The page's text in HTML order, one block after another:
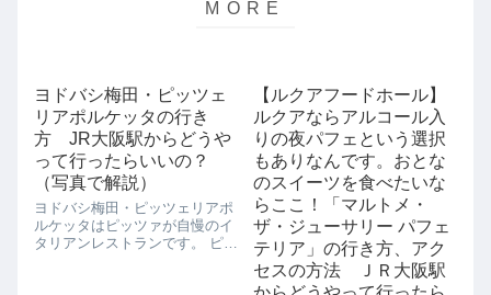
ヨドバシ梅田・ピッツェ
リアポルケッタの行き
方 JR大阪駅からどうや
って行ったらいいの？
（写真で解説）
ヨドバシ梅田・ピッツェリアポ
ルケッタはピッツァが自慢のイ
タリアンレストランです。 ピッ
【ルクアフードホール】
ルクアならアルコール入
りの夜パフェという選択
もありなんです。おとな
のスイーツを食べたいな
らここ！「マルトメ・
ザ・ジューサリー パフェ
テリア」の行き方、アク
セスの方法 ＪＲ大阪駅